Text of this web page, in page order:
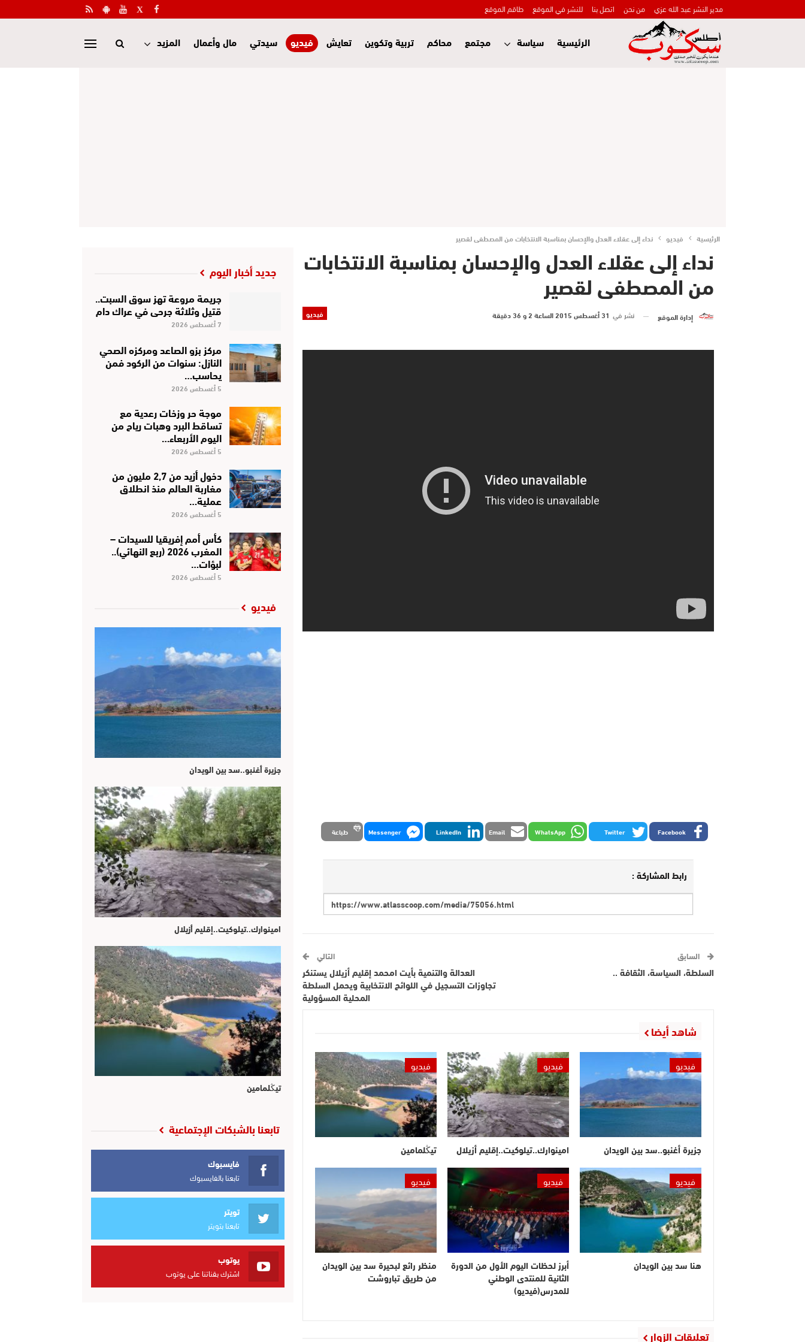
مدير النشر عبد الله عزي من نحن اتصل بنا للنشر في الموقع طاقم الموقع
الرئيسية سياسة مجتمع محاكم تربية وتكوين تعايش فيديو سيدتي مال وأعمال المزيد
الرئيسية فيديو نداء إلى عقلاء العدل والإحسان بمناسبة الانتخابات من المصطفى لقصير
نداء إلى عقلاء العدل والإحسان بمناسبة الانتخابات
من المصطفى لقصير
فيديو إدارة الموقع نشر في 31 أغسطس 2015 الساعة 2 و 36 دقيقة
Facebook
Twitter
WhatsApp
Email
LinkedIn
Messenger طباعة
رابط المشاركة :
السابق
السلطة، السياسة، الثقافة ..
التالي
العدالة والتنمية بأيت امحمد إقليم أزيلال يستنكر
تجاوزات التسجيل في اللوائح الانتخابية ويحمل السلطة
المحلية المسؤولية
شاهد أيضا
فيديو
جزيرة أغنبو..سد بين الويدان
فيديو
امينوارك..تيلوكيت..إقليم أزيلال
فيديو
تيڭلمامين
فيديو
هنا سد بين الويدان
فيديو
أبرز لحظات اليوم الأول من الدورة
الثانية للمنتدى الوطني
للمدرس(فيديو)
فيديو
منظر رائع لبحيرة سد بين الويدان
من طريق تباروشت
تعليقات الزوار
جديد أخبار اليوم
جريمة مروعة تهز سوق السبت..
قتيل وثلاثة جرحى في عراك دام
7 أغسطس 2026
مركز بزو الصاعد ومركزه الصحي
النازل: سنوات من الركود فمن
يحاسب…
5 أغسطس 2026
موجة حر وزخات رعدية مع
تساقط البرد وهبات رياح من
اليوم الأربعاء…
5 أغسطس 2026
دخول أزيد من 2,7 مليون من
مغاربة العالم منذ انطلاق
عملية…
5 أغسطس 2026
كأس أمم إفريقيا للسيدات –
المغرب 2026 (ربع النهائي)..
لبؤات…
5 أغسطس 2026
فيديو
جزيرة أغنبو..سد بين الويدان
امينوارك..تيلوكيت..إقليم أزيلال
تيڭلمامين
تابعنا بالشبكات الإجتماعية
فايسبوك
تابعنا بالفايسبوك
تويتر
تابعنا بتويتر
يوتوب
اشترك بقناتنا على يوتوب